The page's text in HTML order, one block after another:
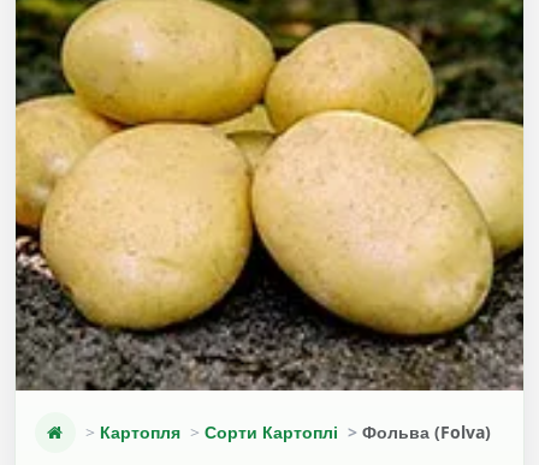
Картопля Сорти Картоплі Фольва (Folva)